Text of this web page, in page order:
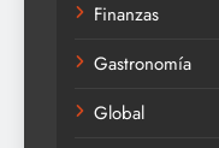
Finanzas
Gastronomía
Global